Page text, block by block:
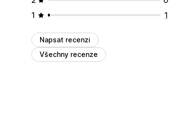
1
1
Napsat recenzi
Všechny recenze